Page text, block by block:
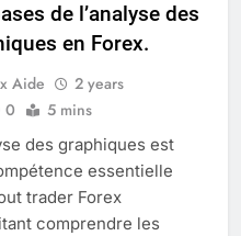
de l’analyse des
en Forex.
Aide
2 years
0 5 mins
des graphiques est
essentielle
trader Forex
comprendre les